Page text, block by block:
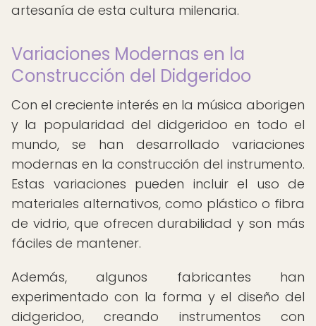
artesanía de esta cultura milenaria.
Variaciones Modernas en la
Construcción del Didgeridoo
Con el creciente interés en la música aborigen
y la popularidad del didgeridoo en todo el
mundo, se han desarrollado variaciones
modernas en la construcción del instrumento.
Estas variaciones pueden incluir el uso de
materiales alternativos, como plástico o fibra
de vidrio, que ofrecen durabilidad y son más
fáciles de mantener.
Además, algunos fabricantes han
experimentado con la forma y el diseño del
didgeridoo, creando instrumentos con